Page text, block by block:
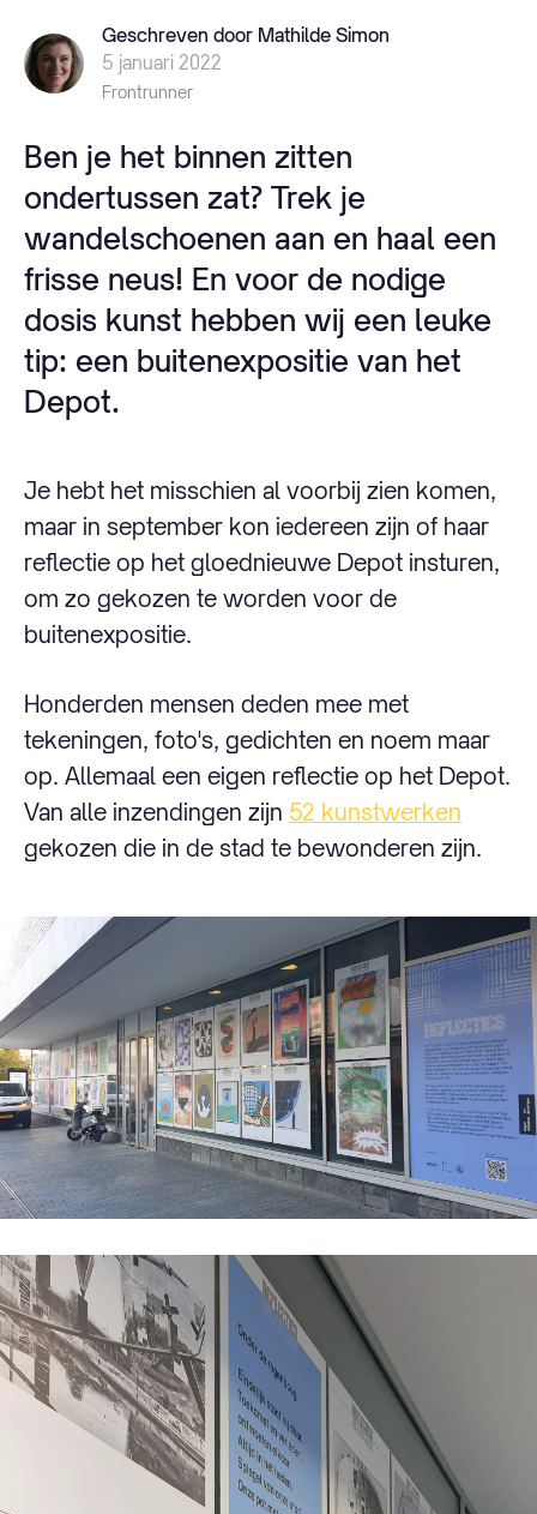
Geschreven door Mathilde Simon
5 januari 2022
Frontrunner
Ben je het binnen zitten
ondertussen zat? Trek je
wandelschoenen aan en haal een
frisse neus! En voor de nodige
dosis kunst hebben wij een leuke
tip: een buitenexpositie van het
Depot.
Je hebt het misschien al voorbij zien komen,
maar in september kon iedereen zijn of haar
reflectie op het gloednieuwe Depot insturen,
om zo gekozen te worden voor de
buitenexpositie.
Honderden mensen deden mee met
tekeningen, foto's, gedichten en noem maar
op. Allemaal een eigen reflectie op het Depot.
Van alle inzendingen zijn 52 kunstwerken
gekozen die in de stad te bewonderen zijn.